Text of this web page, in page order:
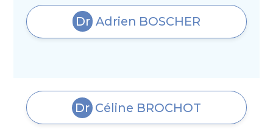
Dr Adrien BOSCHER
Dr Céline BROCHOT